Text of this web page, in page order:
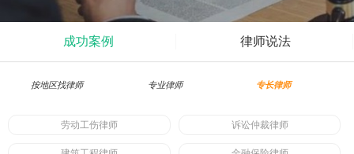
成功案例 律师说法
按地区找律师 专业律师 专长律师
劳动工伤律师 诉讼仲裁律师